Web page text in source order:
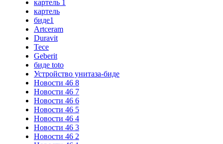
картель 1
картель
биде1
Artceram
Duravit
Tece
Geberit
биде toto
Устройство унитаза-биде
Новости 46 8
Новости 46 7
Новости 46 6
Новости 46 5
Новости 46 4
Новости 46 3
Новости 46 2